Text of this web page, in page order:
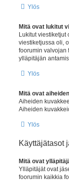
Ylös
Mitä ovat lukitut
Lukitut
viestiketjussa oli,
foorumin valvojan
ylläpitäjän
Ylös
Mitä ovat
Aiheiden
Aiheiden
Ylös
Käyttäjätasot
Mitä ovat
Ylläpitäjät ovat
foorumin kaikkia